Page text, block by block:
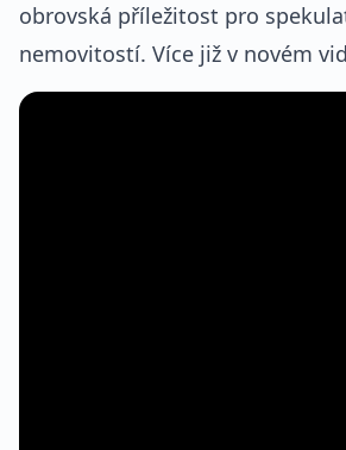
obrovská příležitost pro
nemovitostí. Více již v novém